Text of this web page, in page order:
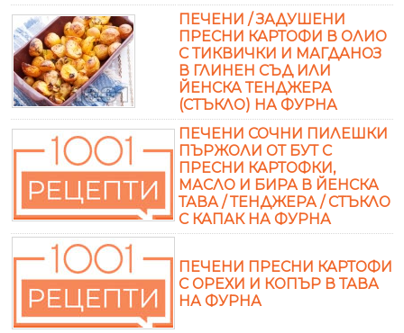
ПЕЧЕНИ / ЗАДУШЕНИ
ПРЕСНИ КАРТОФИ В ОЛИО
С ТИКВИЧКИ И МАГДАНОЗ
В ГЛИНЕН СЪД ИЛИ
ЙЕНСКА ТЕНДЖЕРА
(СТЪКЛО) НА ФУРНА
ПЕЧЕНИ СОЧНИ ПИЛЕШКИ
ПЪРЖОЛИ ОТ БУТ С
ПРЕСНИ КАРТОФКИ,
МАСЛО И БИРА В ЙЕНСКА
ТАВА / ТЕНДЖЕРА / СТЪКЛО
С КАПАК НА ФУРНА
ПЕЧЕНИ ПРЕСНИ КАРТОФИ
С ОРЕХИ И КОПЪР В ТАВА
НА ФУРНА